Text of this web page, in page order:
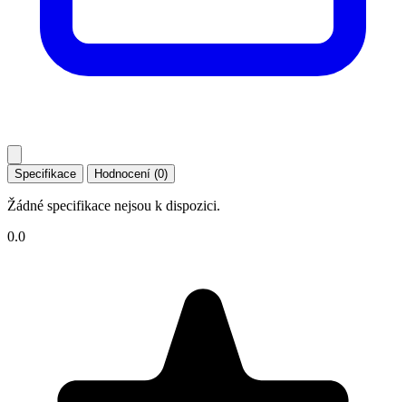
Specifikace Hodnocení (0)
Žádné specifikace nejsou k dispozici.
0.0